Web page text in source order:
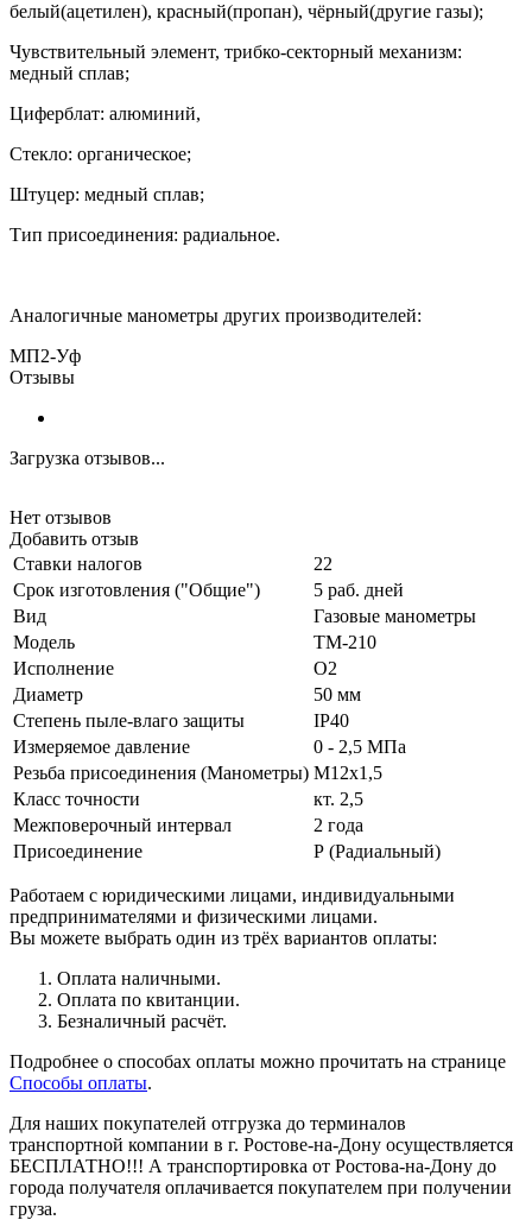
белый(ацетилен), красный(пропан), чёрный(другие газы);
Чувствительный элемент, трибко-секторный механизм:
медный сплав;
Циферблат: алюминий,
Стекло: органическое;
Штуцер: медный сплав;
Тип присоединения: радиальное.
Аналогичные манометры других производителей:
МП2-Уф
Отзывы
Загрузка отзывов...
Нет отзывов
Добавить отзыв
Ставки налогов
22
Срок изготовления ("Общие")
5 раб. дней
Вид
Газовые манометры
Модель
ТМ-210
Исполнение
O2
Диаметр
50 мм
Степень пыле-влаго защиты
IP40
Измеряемое давление
0 - 2,5 МПа
Резьба присоединения (Манометры) М12х1,5
Класс точности
кт. 2,5
Межповерочный интервал
2 года
Присоединение
Р (Радиальный)
Работаем с юридическими лицами, индивидуальными
предпринимателями и физическими лицами.
Вы можете выбрать один из трёх вариантов оплаты:
Оплата наличными.
Оплата по квитанции.
Безналичный расчёт.
Подробнее о способах оплаты можно прочитать на странице
Способы оплаты.
Для наших покупателей отгрузка до терминалов
транспортной компании в г. Ростове-на-Дону осуществляется
БЕСПЛАТНО!!! А транспортировка от Ростова-на-Дону до
города получателя оплачивается покупателем при получении
груза.